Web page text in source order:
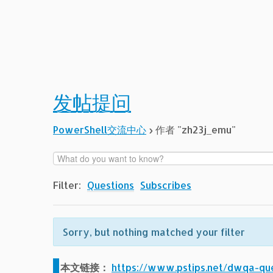
发帖提问
PowerShell交流中心 › 作者 "zh23j_emu"
Filter: Questions Subscribes
Sorry, but nothing matched your filter
本文链接： https://www.pstips.net/dwqa-